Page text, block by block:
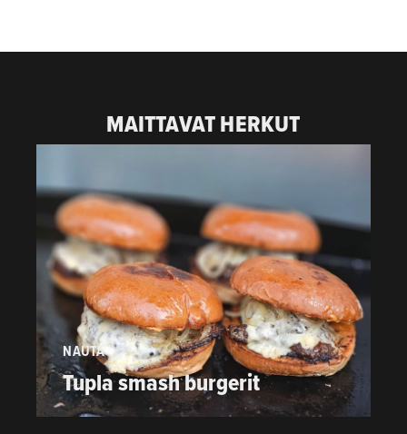
MAITTAVAT HERKUT
NAUTA
Tupla smash burgerit